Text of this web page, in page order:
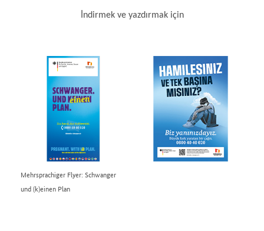
İndirmek ve yazdırmak için
Mehrsprachiger Flyer: Schwanger
und (k)einen Plan